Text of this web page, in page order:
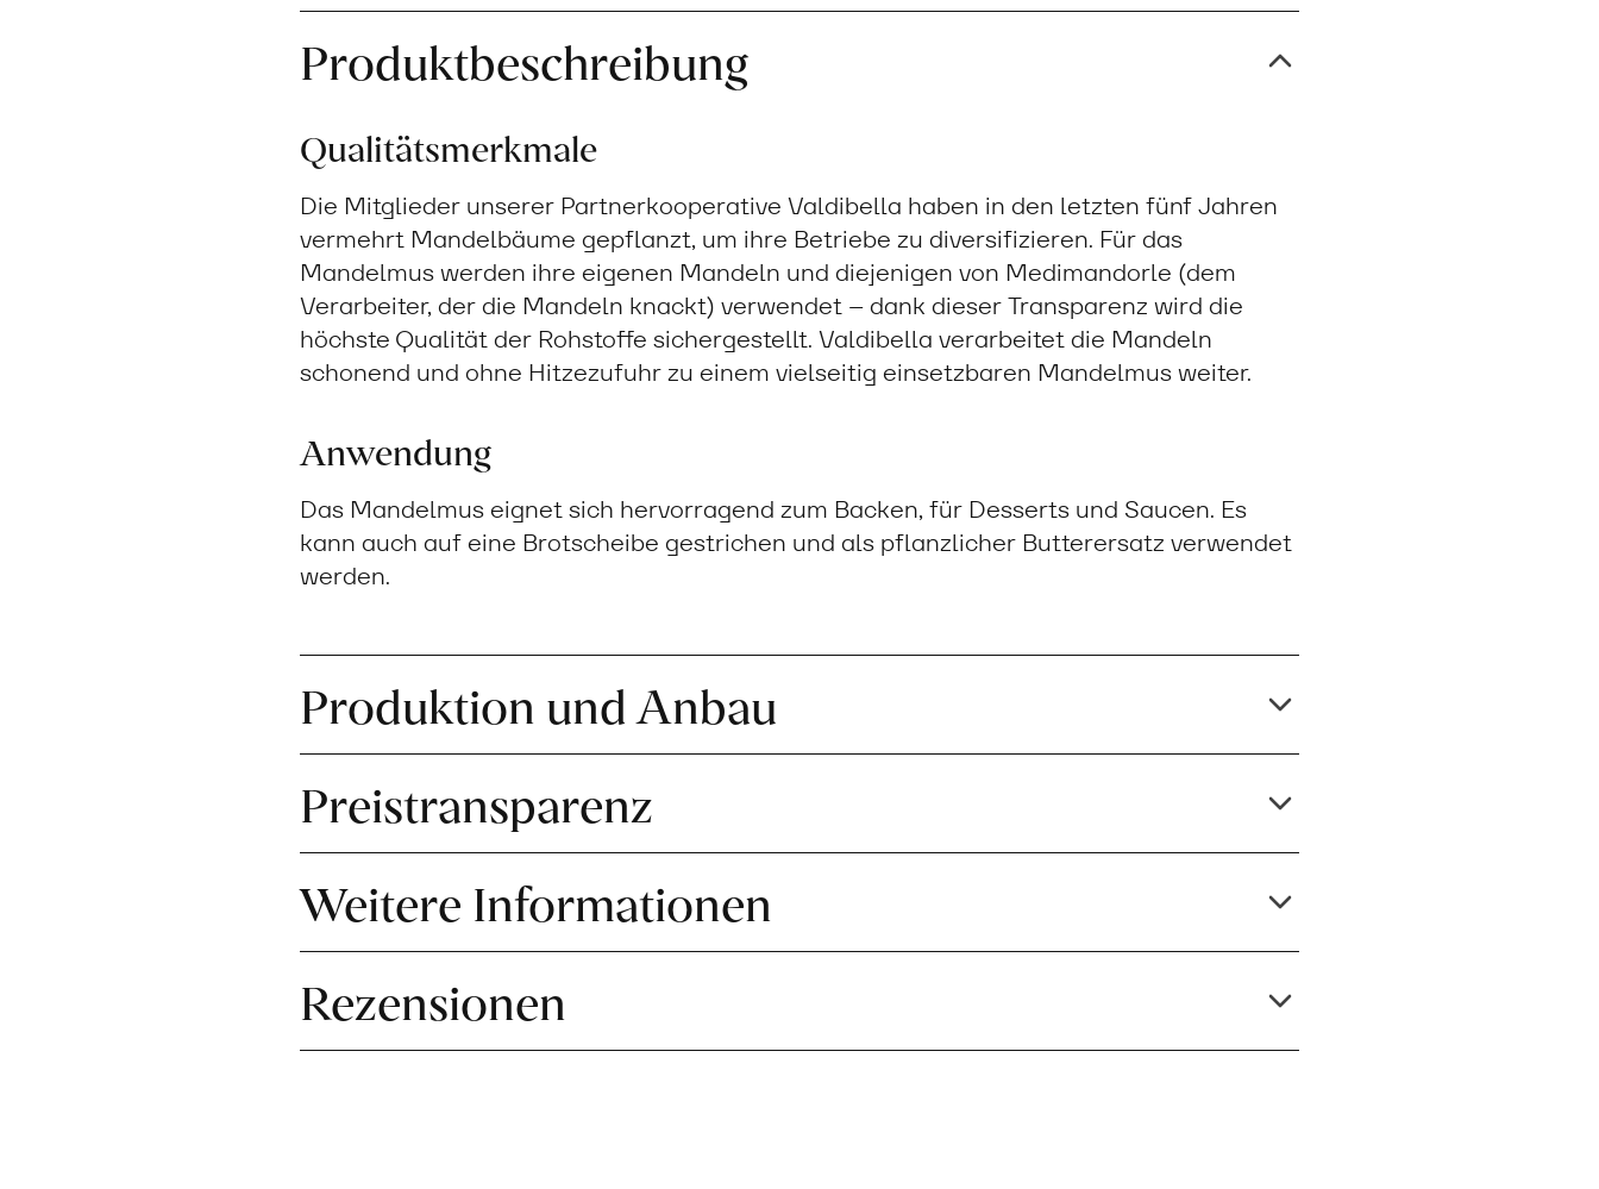
Produktbeschreibung
Qualitätsmerkmale
Die Mitglieder unserer Partnerkooperative Valdibella haben in den letzten fünf Jahren
vermehrt Mandelbäume gepflanzt, um ihre Betriebe zu diversifizieren. Für das
Mandelmus werden ihre eigenen Mandeln und diejenigen von Medimandorle (dem
Verarbeiter, der die Mandeln knackt) verwendet – dank dieser Transparenz wird die
höchste Qualität der Rohstoffe sichergestellt. Valdibella verarbeitet die Mandeln
schonend und ohne Hitzezufuhr zu einem vielseitig einsetzbaren Mandelmus weiter.
Anwendung
Das Mandelmus eignet sich hervorragend zum Backen, für Desserts und Saucen. Es
kann auch auf eine Brotscheibe gestrichen und als pflanzlicher Butterersatz verwendet
werden.
Produktion und Anbau
Preistransparenz
Weitere Informationen
Rezensionen